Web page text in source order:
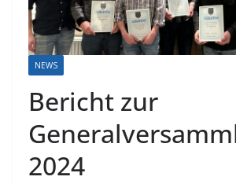
NEWS
Bericht zur
2024